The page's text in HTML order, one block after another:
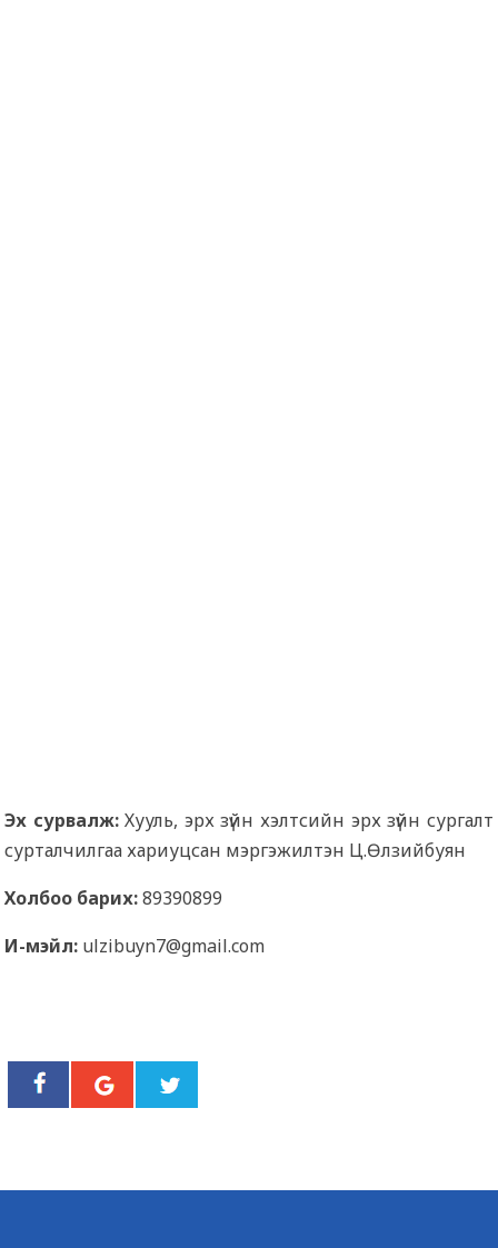
Эх сурвалж:Хууль, эрх зүйн хэлтсийн эрх зүйн сургалт
сурталчилгаа хариуцсан мэргэжилтэн Ц.Өлзийбуян
Холбоо барих:89390899
И-мэйл: ulzibuyn7@gmail.com